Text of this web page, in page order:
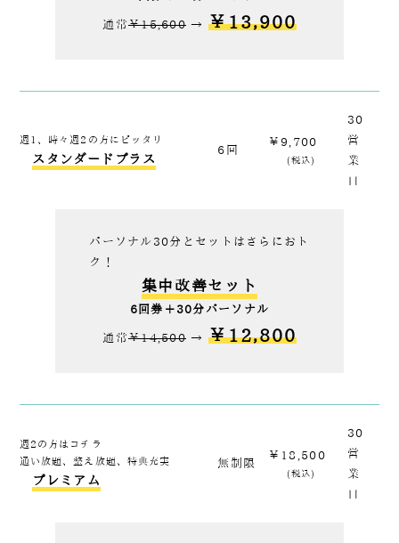
通常￥15,600 → ￥13,900
週1、時々週2の方にピッタリ
スタンダードプラス
6回
￥9,700
(税込)
30
営
業
日
パーソナル30分と セットはさらにおト
ク！
集中改善セット
6回券＋30分パーソナル
通常￥14,500 → ￥12,800
週2の方はコチラ
通い放題、整え放題、特典充実
プレミアム
無制限
￥18,500
(税込)
30
営
業
日
火曜日～日曜日 / 8：00～20：00（月曜日定休）